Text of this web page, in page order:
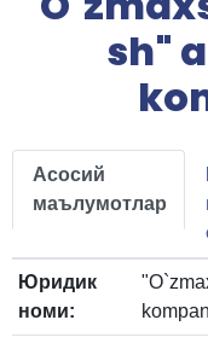
sh"
Асосий
маълумотлар
Юридик
номи: